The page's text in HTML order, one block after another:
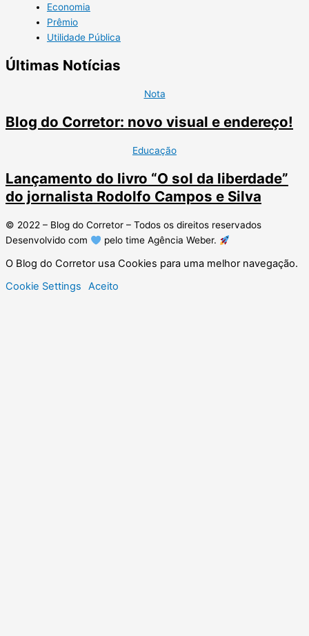
Economia
Prêmio
Utilidade Pública
Últimas Notícias
Nota
Blog do Corretor: novo visual e endereço!
Educação
Lançamento do livro “O sol da liberdade”
do jornalista Rodolfo Campos e Silva
© 2022 – Blog do Corretor – Todos os direitos reservados
Desenvolvido com
pelo time Agência Weber.
O Blog do Corretor usa Cookies para uma melhor navegação.
Cookie Settings
Aceito